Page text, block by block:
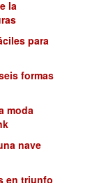
la
para
formas
moda
nave
en triunfo